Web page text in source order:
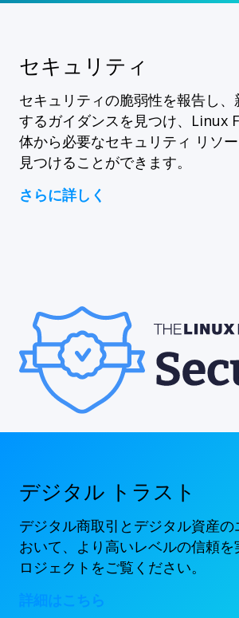
セキュリティ
セキュリティの脆弱性を報告し
するガイダンスを見つけ、Linux
体から必要なセキュリティ リソ
見つけることができます。
さらに詳しく
デジタル トラスト
デジタル商取引とデジタル資産
おいて、より高いレベルの信頼
ロジェクトをご覧ください。
詳細はこちら